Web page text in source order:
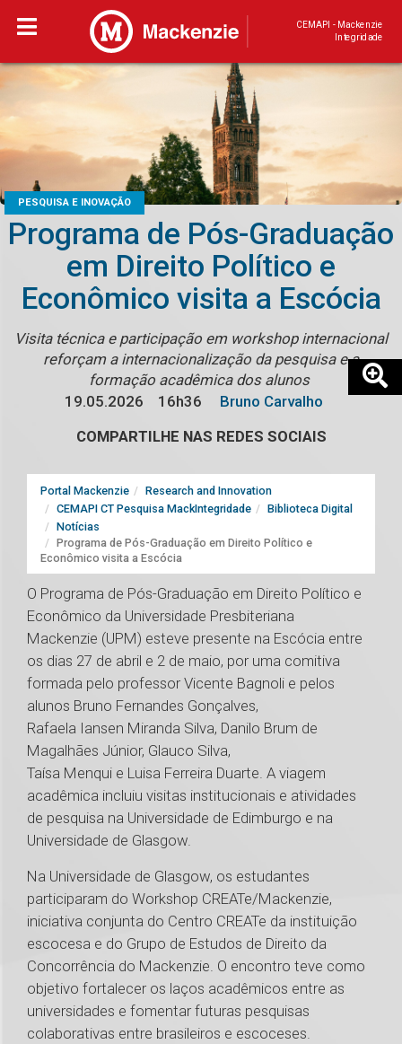
CEMAPI - Mackenzie
Integridade
PESQUISA E INOVAÇÃO
Programa de Pós-Graduação
em Direito Político e
Econômico visita a Escócia
Visita técnica e participação em workshop internacional
reforçam a internacionalização da pesquisa e a
formação acadêmica dos alunos
19.05.2026
16h36
Bruno Carvalho
COMPARTILHE NAS REDES SOCIAIS
Portal Mackenzie
Research and Innovation
CEMAPI CT Pesquisa MackIntegridade
Biblioteca Digital
Notícias
Programa de Pós-Graduação em Direito Político e
Econômico visita a Escócia
O Programa de Pós-Graduação em Direito Político e
Econômico da Universidade Presbiteriana
Mackenzie (UPM) esteve presente na Escócia entre
os dias 27 de abril e 2 de maio, por uma comitiva
formada pelo professor Vicente Bagnoli e pelos
alunos Bruno Fernandes Gonçalves,
Rafaela Iansen Miranda Silva, Danilo Brum de
Magalhães Júnior, Glauco Silva,
Taísa Menqui e Luisa Ferreira Duarte. A viagem
acadêmica incluiu visitas institucionais e atividades
de pesquisa na Universidade de Edimburgo e na
Universidade de Glasgow.
Na Universidade de Glasgow, os estudantes
participaram do Workshop CREATe/Mackenzie,
iniciativa conjunta do Centro CREATe da instituição
escocesa e do Grupo de Estudos de Direito da
Concorrência do Mackenzie. O encontro teve como
objetivo fortalecer os laços acadêmicos entre as
universidades e fomentar futuras pesquisas
colaborativas entre brasileiros e escoceses.